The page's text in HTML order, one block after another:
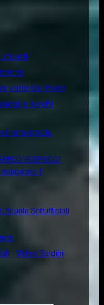
Link utili
varie dal mare
e luoghi
in una goccia.
VESPUCCI
il
Scuola Sottufficiali
Video Soldini